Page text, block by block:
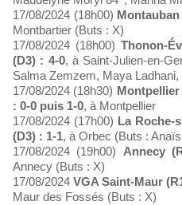
17/08/2024 (18h00)
Montbartier (Buts : X)
17/08/2024 (18h00)Thonon-
(D3) : 4-0, à Saint-Julien-en-
Salma Zemzem, Maya Ladhani,
17/08/2024 (18h30)
: 0-0 puis 1-0, à Montpellier
17/08/2024 (17h00) La Roche-
(D3) : 1-1, à Orbec (Buts :
17/08/2024 (19h00) Annecy
Annecy (Buts : X)
17/08/2024VGA Saint-Maur
Maur des Fossés (Buts : X)